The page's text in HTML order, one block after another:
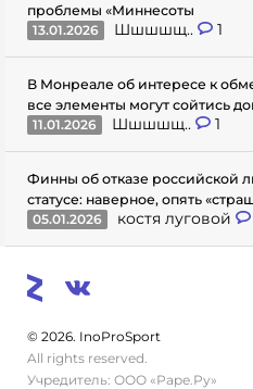
проблемы «Миннесоты
13.01.2026
Шшшшщ.. 1
В Монреале об интересе к
все элементы могут сойтись
11.01.2026
Шшшшщ.. 1
Финны об отказе российской
статусе: наверное, опять
05.01.2026
костя луговой
© 2026. InoProSport
All rights reserved.
Учредитель: ООО «Раре.Ру»